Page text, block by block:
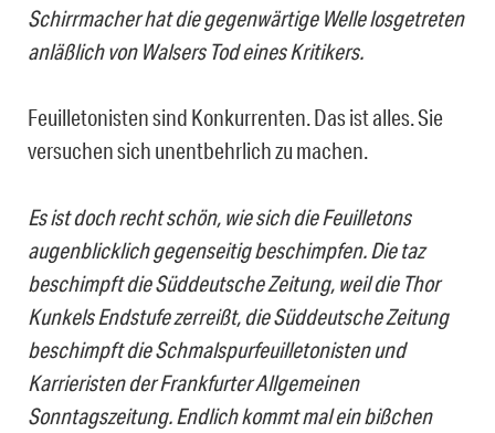
Schirrmacher hat die gegenwärtige Welle losgetreten
anläßlich von Walsers Tod eines Kritikers.
Feuilletonisten sind Konkurrenten. Das ist alles. Sie
versuchen sich unentbehrlich zu machen.
Es ist doch recht schön, wie sich die Feuilletons
augenblicklich gegenseitig beschimpfen. Die taz
beschimpft die Süddeutsche Zeitung, weil die Thor
Kunkels Endstufe zerreißt, die Süddeutsche Zeitung
beschimpft die Schmalspurfeuilletonisten und
Karrieristen der Frankfurter Allgemeinen
Sonntagszeitung. Endlich kommt mal ein bißchen